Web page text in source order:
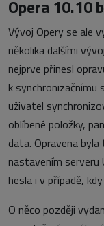
Opera 10.10
Vývoj Opery se ale
několika dalšími
nejprve přinesl
k synchronizačnímu
uživatel
oblíbené položky,
data. Opravena
nastavením serveru
hesla i v případě,
O něco později